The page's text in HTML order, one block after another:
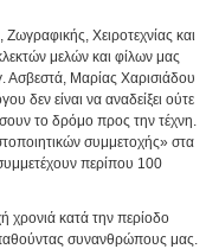
Χειροτεχνίας και
μελών και φίλων μας
Μαρίας Χαρισιάδου
δεν είναι να αναδείξει ούτε
το δρόμο προς την τέχνη.
συμμετοχής» στα
περίπου 100
χρονιά κατά την περίοδο
συνανθρώπους μας.